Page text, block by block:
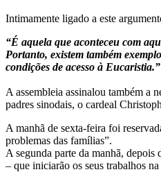
Intimamente ligado a este
“É aquela que aconteceu com
Portanto, existem também
condições de acesso à Eucaristia.”
A assembleia assinalou também a
padres sinodais, o cardeal
A manhã de sexta-feira foi
problemas das famílias”.
A segunda parte da manhã,
– que iniciarão os seus trabalhos